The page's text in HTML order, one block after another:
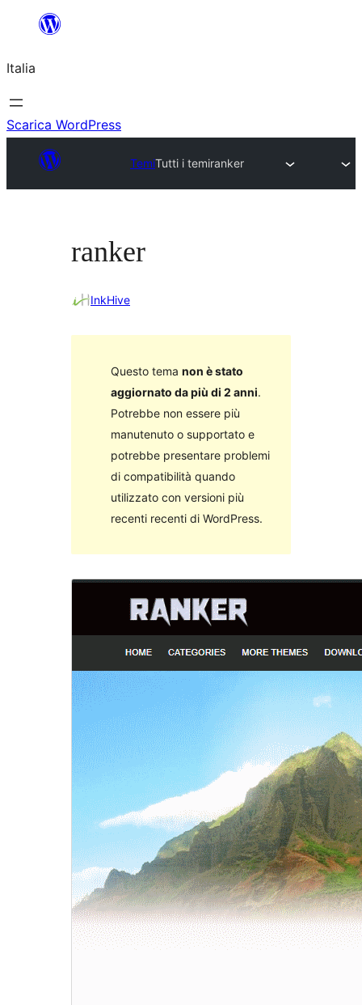
contenuto
Italia
Scarica WordPress
TemiTutti i temiranker
ranker
InkHive
Questo tema non è stato
aggiornato da più di 2 anni.
Potrebbe non essere più
manutenuto o supportato e
potrebbe presentare problemi
di compatibilità quando
utilizzato con versioni più
recenti recenti di WordPress.